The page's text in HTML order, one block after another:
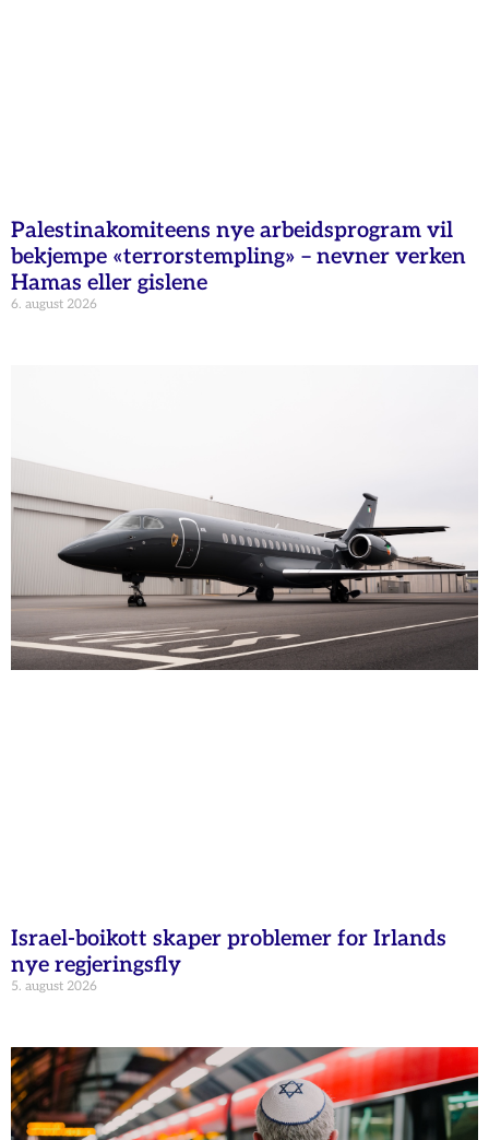
Palestinakomiteens nye arbeidsprogram vil
bekjempe «terrorstempling» – nevner verken
Hamas eller gislene
6. august 2026
Israel-boikott skaper problemer for Irlands
nye regjeringsfly
5. august 2026